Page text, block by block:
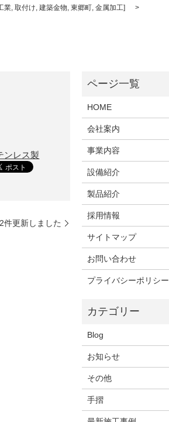
業, 取付け, 建築金物, 東郷町, 金属加工]
ンレス製
件更新しました
HOME
会社案内
事業内容
設備紹介
製品紹介
採用情報
サイトマップ
お問い合わせ
プライバシーポリシー
Blog
お知らせ
その他
手摺